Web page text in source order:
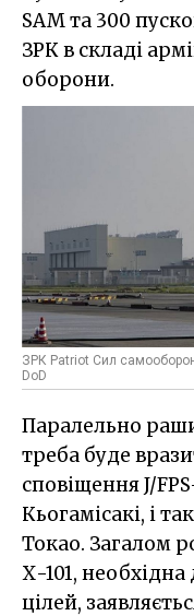
SAM та 300
ЗРК в складі
оборони.
ЗРК Patriot Сил
DoD
Паралельно
треба буде
сповіщення J/
Кьогамісакі, і
Токао. Загалом
Х-101,
цілей,